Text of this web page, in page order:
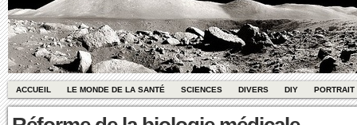
ACCUEIL LE MONDE DE LA SANTÉ SCIENCES DIVERS DIY PORTRAIT